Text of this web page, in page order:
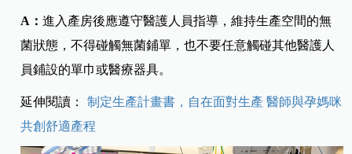
A：進入產房後應遵守醫護人員指導，維持生產空間的無
菌狀態，不得碰觸無菌鋪單，也不要任意觸碰其他醫護人
員鋪設的單巾或醫療器具。
延伸閱讀：
制定生產計畫書，自在面對生產 醫師與孕媽咪
共創舒適產程